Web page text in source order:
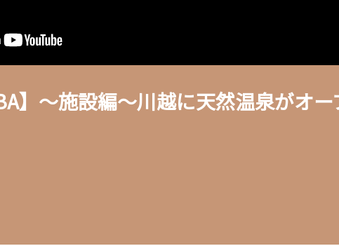
】〜施設編〜川越に天然温泉がオ